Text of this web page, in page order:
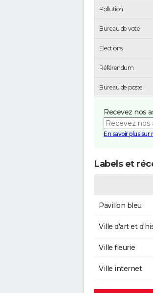
Pollution
Bureau de vote
Elections
Référendum
Bureau de poste
Recevez nos
En savoir plus
Labels et
Pavillon bleu
Ville d'art et
Ville fleurie
Ville internet